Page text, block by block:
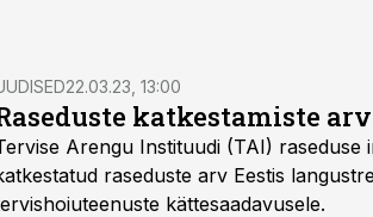
22.03.23, 13:00
katkestamiste
Arengu Instituudi (TAI)
raseduste arv Eestis
kättesaadavusele.